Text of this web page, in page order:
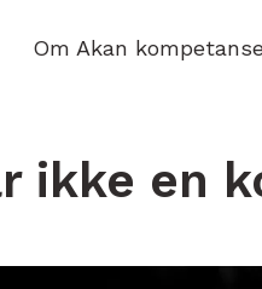
Om Akan
ikke en